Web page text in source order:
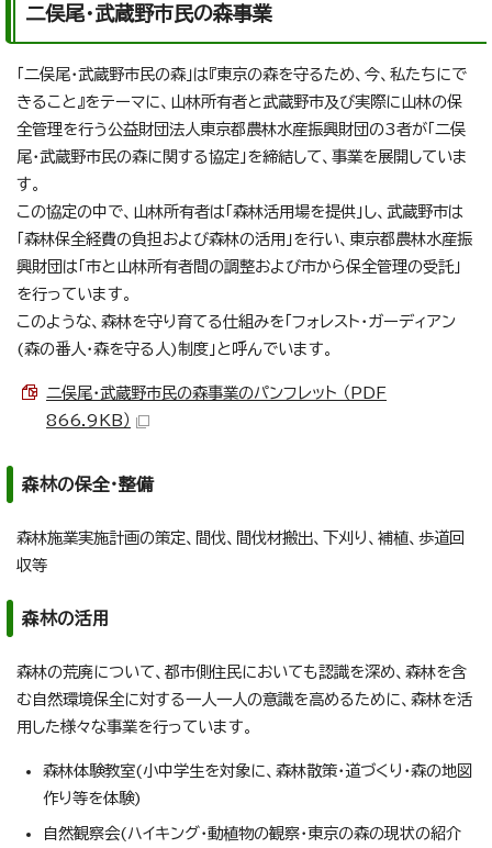
二俣尾・武蔵野市民の森事業
「二俣尾・武蔵野市民の森」は『東京の森を守るため、今、私たちにで
きること』をテーマに、山林所有者と武蔵野市及び実際に山林の保
全管理を行う公益財団法人東京都農林水産振興財団の3者が「二俣
尾・武蔵野市民の森に関する協定」を締結して、事業を展開していま
す。
この協定の中で、山林所有者は「森林活用場を提供」し、武蔵野市は
「森林保全経費の負担および森林の活用」を行い、東京都農林水産振
興財団は「市と山林所有者間の調整および市から保全管理の受託」
を行っています。
このような、森林を守り育てる仕組みを「フォレスト・ガーディアン
(森の番人・森を守る人)制度」と呼んでいます。
二俣尾・武蔵野市民の森事業のパンフレット （PDF
866.9KB）
森林の保全・整備
森林施業実施計画の策定、間伐、間伐材搬出、下刈り、補植、歩道回
収等
森林の活用
森林の荒廃について、都市側住民においても認識を深め、森林を含
む自然環境保全に対する一人一人の意識を高めるために、森林を活
用した様々な事業を行っています。
森林体験教室(小中学生を対象に、森林散策・道づくり・森の地図
作り等を体験)
自然観察会(ハイキング・動植物の観察・東京の森の現状の紹介